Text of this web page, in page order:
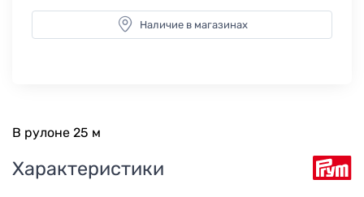
Наличие в магазинах
В рулоне 25 м
Характеристики